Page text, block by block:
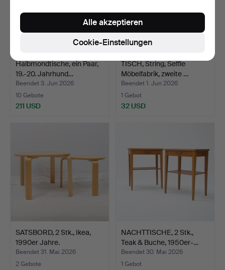
Halbmondtische, ein Paar,
19.-20. Jahrhund…
Beendet 3. Jun 2026
10 Gebote
211 USD
TISCH, String, Seffle
Möbelfabrik, zweite …
Beendet 1. Jun 2026
1 Gebot
32 USD
SATSBORD, 2 Stk., Ikea,
1990er Jahre.
Beendet 31. Mai 2026
2 Gebote
NACHTTISCHE, 2 Stk.,
Teak & Buche, 1950er-…
Beendet 30. Mai 2026
1 Gebot
Cookie-Einstellungen
Alle akzeptieren